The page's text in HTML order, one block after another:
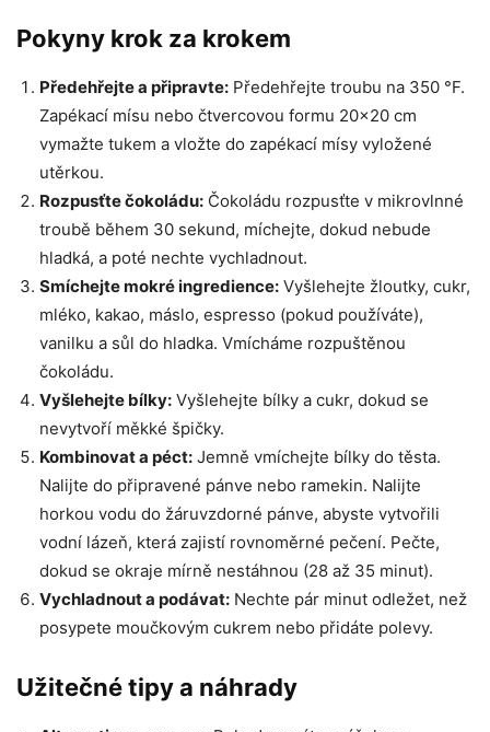
Pokyny krok za krokem
Předehřejte a připravte: Předehřejte troubu na 350 °F.
Zapékací mísu nebo čtvercovou formu 20×20 cm
vymažte tukem a vložte do zapékací mísy vyložené
utěrkou.
Rozpusťte čokoládu: Čokoládu rozpusťte v mikrovlnné
troubě během 30 sekund, míchejte, dokud nebude
hladká, a poté nechte vychladnout.
Smíchejte mokré ingredience: Vyšlehejte žloutky, cukr,
mléko, kakao, máslo, espresso (pokud používáte),
vanilku a sůl do hladka. Vmícháme rozpuštěnou
čokoládu.
Vyšlehejte bílky: Vyšlehejte bílky a cukr, dokud se
nevytvoří měkké špičky.
Kombinovat a péct: Jemně vmíchejte bílky do těsta.
Nalijte do připravené pánve nebo ramekin. Nalijte
horkou vodu do žáruvzdorné pánve, abyste vytvořili
vodní lázeň, která zajistí rovnoměrné pečení. Pečte,
dokud se okraje mírně nestáhnou (28 až 35 minut).
Vychladnout a podávat: Nechte pár minut odležet, než
posypete moučkovým cukrem nebo přidáte polevy.
Užitečné tipy a náhrady